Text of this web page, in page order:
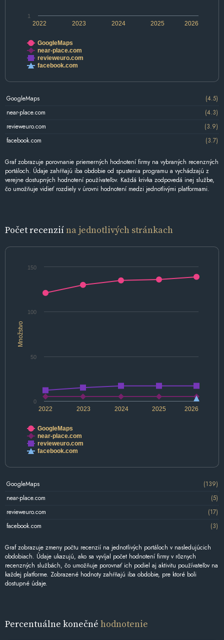
2022 2024 2026
2023 2025
1
GoogleMaps
near-place.com
revieweuro.com
facebook.com
GoogleMaps
(4.5)
near-place.com
(4.3)
revieweuro.com
(3.9)
facebook.com
(3.7)
Graf zobrazuje porovnanie priemerných hodnotení firmy na vybraných recenzných
portáloch. Údaje zahŕňajú iba obdobie od spustenia programu a vychádzajú z
verejne dostupných hodnotení používateľov. Každá krivka zodpovedá inej službe,
čo umožňuje vidieť rozdiely v úrovni hodnotení medzi jednotlivými platformami.
Počet recenziína jednotlivých stránkach
Množstvo
2022 2024 2026
2023 2025
0
50
100
150
GoogleMaps
near-place.com
revieweuro.com
facebook.com
GoogleMaps
(139)
near-place.com
(5)
revieweuro.com
(17)
facebook.com
(3)
Graf zobrazuje zmeny počtu recenzií na jednotlivých portáloch v nasledujúcich
obdobiach. Údaje ukazujú, ako sa vyvíjal počet hodnotení firmy v rôznych
recenzných službách, čo umožňuje porovnať ich podiel aj aktivitu používateľov na
každej platforme. Zobrazené hodnoty zahŕňajú iba obdobie, pre ktoré boli
dostupné údaje.
Percentuálne konečné hodnotenie